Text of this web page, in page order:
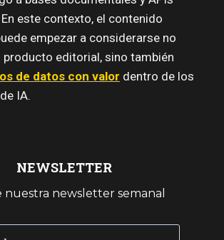
este contexto, el contenido
empezar a considerarse no
editorial, sino también
de datos con valor dentro de los
IA.
NEWSLETTER
nuestra newsletter semanal